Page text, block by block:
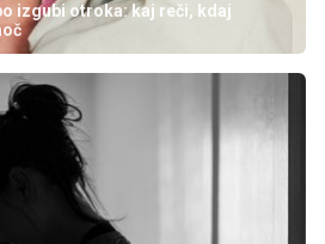
izgubi otroka: kaj reči, kdaj